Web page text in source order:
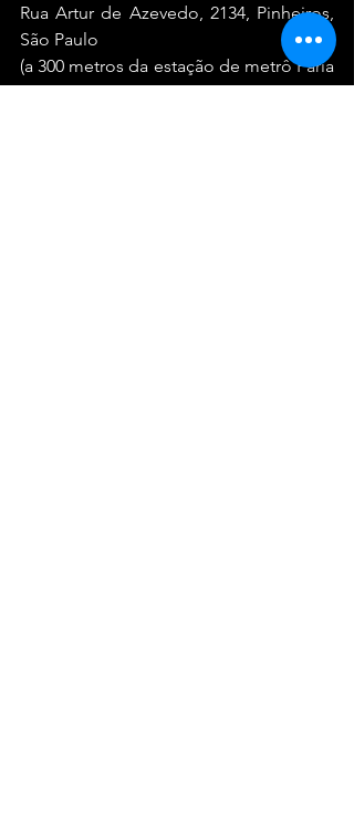
Rua Artur de Azevedo, 2134, Pinheiros,
São Paulo
(a 300 metros da estação de metrô Faria
Lima da linha 4 - Amarela)